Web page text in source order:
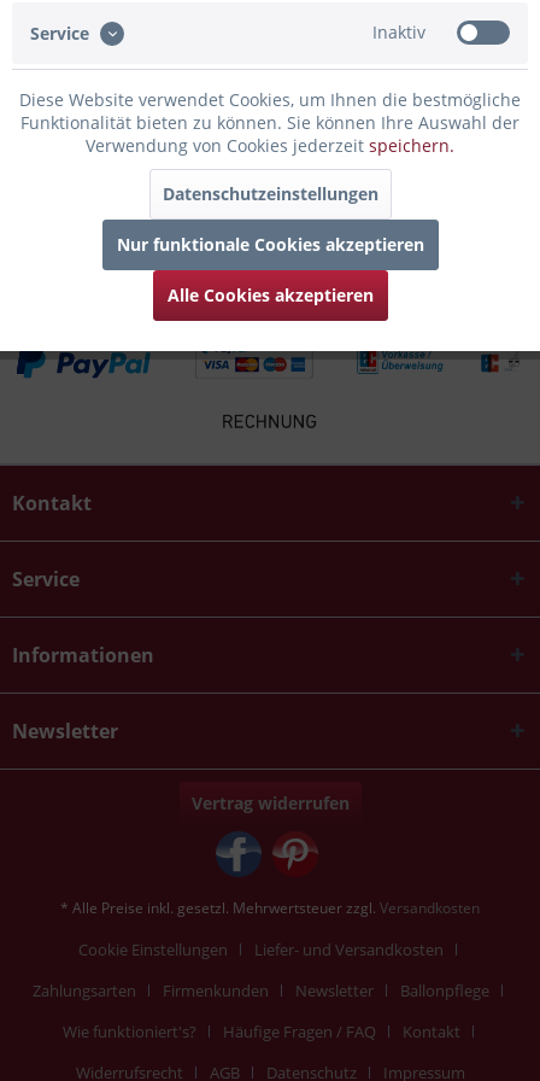
Infos zum Hersteller
Folgende Infos zum Hersteller sind verfübar......mehr
Kontakt
Service
Informationen
Newsletter
Vertrag widerrufen
* Alle Preise inkl. gesetzl. Mehrwertsteuer zzgl. Versandkosten
Cookie Einstellungen
Liefer- und Versandkosten
Zahlungsarten
Firmenkunden Newsletter
Ballonpflege
Wie funktioniert's?
Häufige Fragen / FAQ
Kontakt
Widerrufsrecht
AGB Datenschutz Impressum
Service Inaktiv
Diese Website verwendet Cookies, um Ihnen die bestmögliche
Funktionalität bieten zu können. Sie können Ihre Auswahl der
Verwendung von Cookies jederzeit speichern.
Datenschutzeinstellungen
Nur funktionale Cookies akzeptieren
Alle Cookies akzeptieren